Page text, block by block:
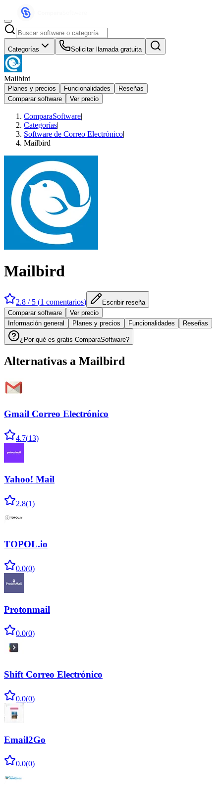
Categorías Solicitar llamada gratuita
Mailbird
Planes y precios Funcionalidades
Reseñas
Comparar software
Ver precio
ComparaSoftware|
Categorías|
Software de Correo Electrónico|
Mailbird
Mailbird
2.8 / 5 (1 comentarios)
Escribir reseña
Comparar software
Ver precio
Información general
Planes y precios Funcionalidades Reseñas
¿Por qué es gratis ComparaSoftware?
Alternativas a Mailbird
Gmail Correo Electrónico
4.7(13)
Yahoo! Mail
2.8(1)
TOPOL.io
0.0(0)
Protonmail
0.0(0)
Shift Correo Electrónico
0.0(0)
Email2Go
0.0(0)